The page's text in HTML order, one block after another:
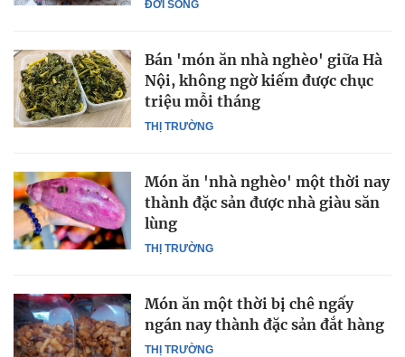
ĐỜI SỐNG
THỊ TRƯỜNG
Bán 'món ăn nhà nghèo' giữa Hà
Nội, không ngờ kiếm được chục
triệu mỗi tháng
THỊ TRƯỜNG
Món ăn 'nhà nghèo' một thời nay
thành đặc sản được nhà giàu săn
lùng
THỊ TRƯỜNG
Món ăn một thời bị chê ngấy
ngán nay thành đặc sản đắt hàng